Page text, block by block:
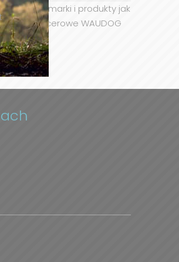
takie marki i produkty jak
spacerowe WAUDOG